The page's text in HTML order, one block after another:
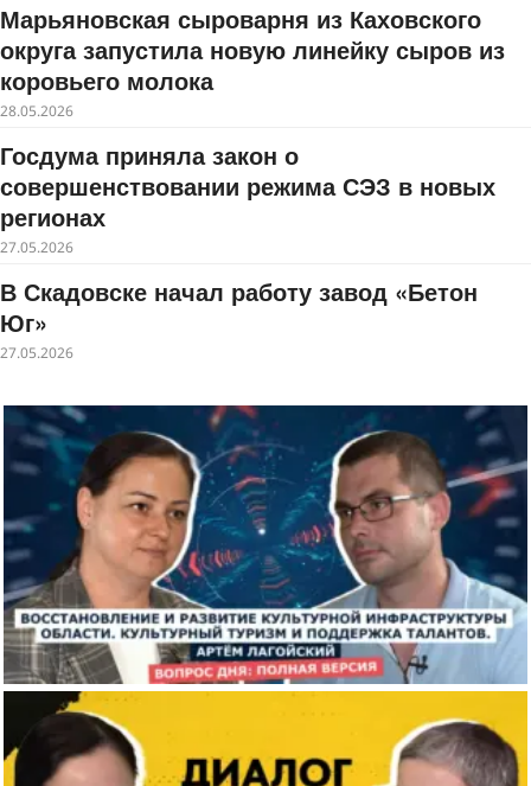
Марьяновская сыроварня из Каховского
округа запустила новую линейку сыров из
коровьего молока
28.05.2026
Госдума приняла закон о
совершенствовании режима СЭЗ в новых
регионах
27.05.2026
В Скадовске начал работу завод «Бетон
Юг»
27.05.2026